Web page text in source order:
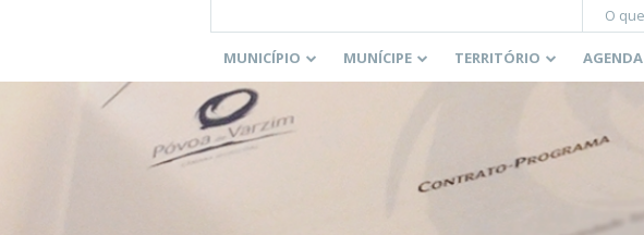
MUNICÍPIO MUNÍCIPE TERRITÓRIO AGENDA